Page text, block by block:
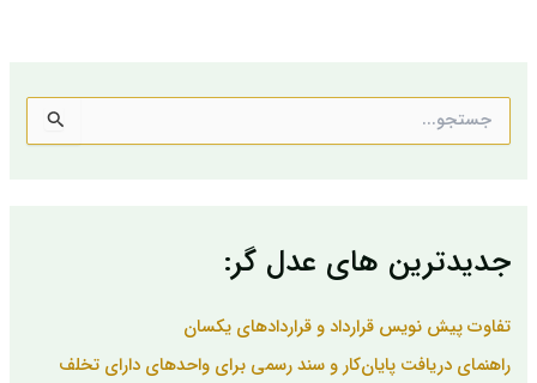
س
ر
:
جدیدترین های عدل گر:
تفاوت پیش نویس قرارداد و قراردادهای یکسان
راهنمای دریافت پایان‌کار و سند رسمی برای واحدهای دارای تخلف